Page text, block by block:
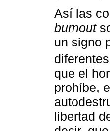
Así las
burnout
un signo
que el
prohíbe,
libertad